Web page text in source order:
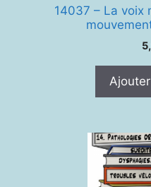
14037 – La voix